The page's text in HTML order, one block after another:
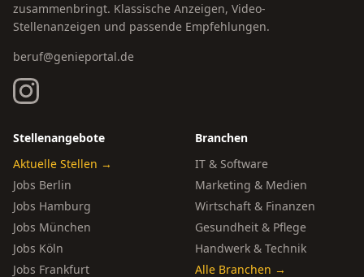
zusammenbringt. Klassische Anzeigen, Video-
Stellenanzeigen und passende Empfehlungen.
beruf@genieportal.de
Stellenangebote
Aktuelle Stellen →
Jobs Berlin
Jobs Hamburg
Jobs München
Jobs Köln
Jobs Frankfurt
Branchen
IT & Software
Marketing & Medien
Wirtschaft & Finanzen
Gesundheit & Pflege
Handwerk & Technik
Alle Branchen →